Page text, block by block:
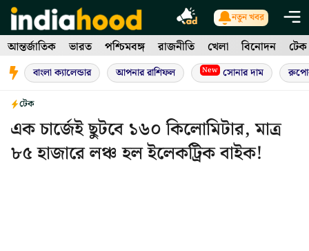
Skip
to
content
নতুন খবর
আন্তর্জাতিক ভারত পশ্চিমবঙ্গ রাজনীতি খেলা বিনোদন টেক
বাংলা ক্যালেন্ডার আপনার রাশিফল New সোনার দাম
টেক
এক চার্জেই ছুটবে ১৬০ কিলোমিটার, মাত্র
৮৫ হাজারে লঞ্চ হল ইলেকট্রিক বাইক!